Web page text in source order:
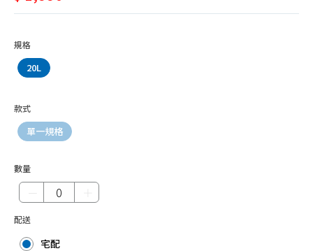
其他配件
規格
20L
款式
單一規格
數量
配送
宅配